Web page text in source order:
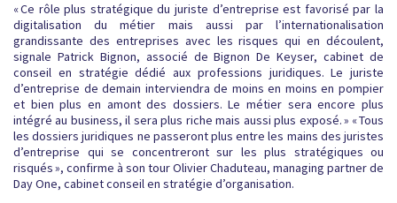
« Ce rôle plus stratégique du juriste d’entreprise est favorisé par la
digitalisation du métier mais aussi par l’internationalisation
grandissante des entreprises avec les risques qui en découlent,
signale Patrick Bignon, associé de Bignon De Keyser, cabinet de
conseil en stratégie dédié aux professions juridiques. Le juriste
d’entreprise de demain interviendra de moins en moins en pompier
et bien plus en amont des dossiers. Le métier sera encore plus
intégré au business, il sera plus riche mais aussi plus exposé. » « Tous
les dossiers juridiques ne passeront plus entre les mains des juristes
d’entreprise qui se concentreront sur les plus stratégiques ou
risqués », confirme à son tour Olivier Chaduteau, managing partner de
Day One, cabinet conseil en stratégie d’organisation.